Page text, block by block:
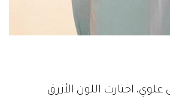
علوي، اختارت اللون الأزرق